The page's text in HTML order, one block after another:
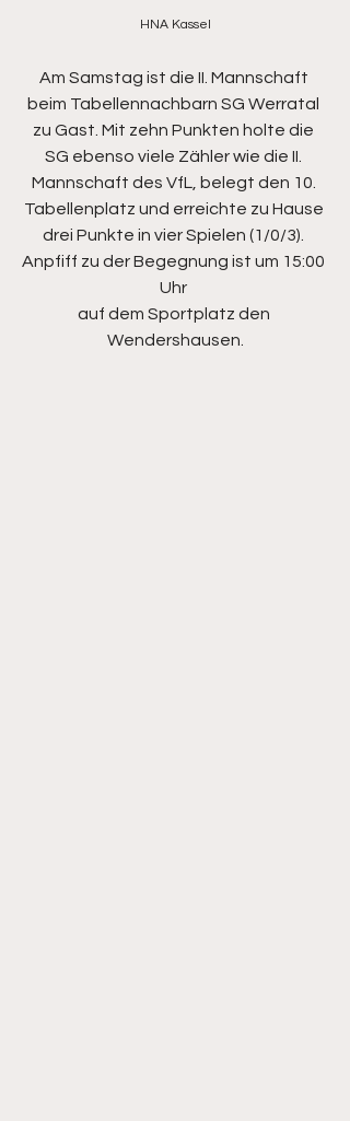
HNA Kassel
Am Samstag ist die II. Mannschaft
beim Tabellennachbarn SG Werratal
zu Gast. Mit zehn Punkten holte die
SG ebenso viele Zähler wie die II.
Mannschaft des VfL, belegt den 10.
Tabellenplatz und erreichte zu Hause
drei Punkte in vier Spielen (1/0/3).
Anpfiff zu der Begegnung ist um 15:00
Uhr
auf dem Sportplatz den
Wendershausen.